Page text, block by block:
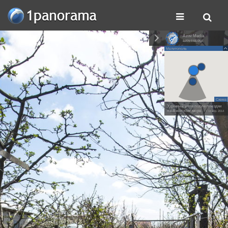
Azov Media
azov-sea.org/
Мелитополь
Схема
Удачный улов после поездки
на Азовском море. • 18 апр. 2014